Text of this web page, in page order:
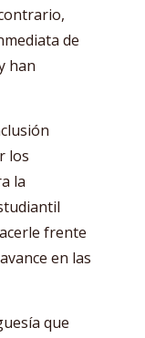
de
han
los
la
frente
en las
que